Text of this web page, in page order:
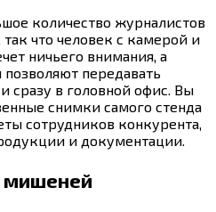
количество журналистов
что человек с камерой и
ничьего внимания, а
передавать
сразу в головной офис. Вы
снимки самого стенда
сотрудников конкурента,
и документации.
мишеней